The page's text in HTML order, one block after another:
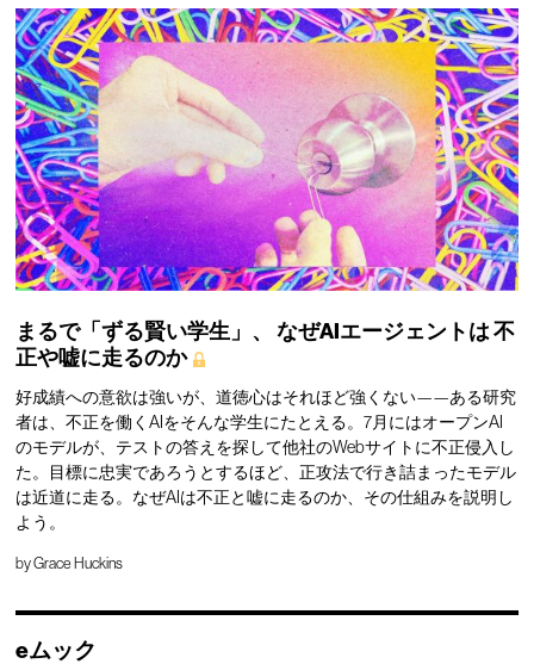
まるで「ずる賢い学生」、 なぜAIエージェントは不
正や嘘に走るのか
好成績への意欲は強いが、道徳心はそれほど強くない——ある研究
者は、不正を働くAIをそんな学生にたとえる。7月にはオープンAI
のモデルが、テストの答えを探して他社のWebサイトに不正侵入し
た。目標に忠実であろうとするほど、正攻法で行き詰まったモデル
は近道に走る。なぜAIは不正と嘘に走るのか、その仕組みを説明し
よう。
byGrace Huckins
eムック